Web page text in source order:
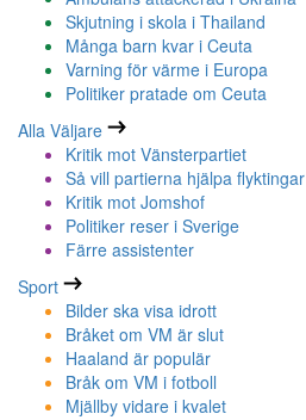
Skjutning i skola i Thailand
Många barn kvar i Ceuta
Varning för värme i Europa
Politiker pratade om Ceuta
Alla Väljare
Kritik mot Vänsterpartiet
Så vill partierna hjälpa flyktingar
Kritik mot Jomshof
Politiker reser i Sverige
Färre assistenter
Sport
Bilder ska visa idrott
Bråket om VM är slut
Haaland är populär
Bråk om VM i fotboll
Mjällby vidare i kvalet